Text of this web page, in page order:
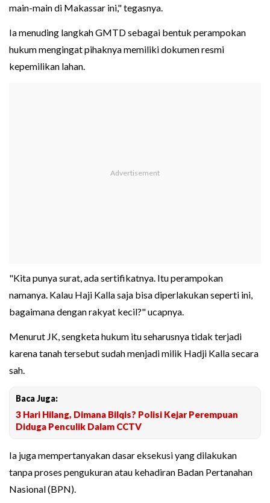
main-main di Makassar ini," tegasnya.
Ia menuding langkah GMTD sebagai bentuk perampokan
hukum mengingat pihaknya memiliki dokumen resmi
kepemilikan lahan.
"Kita punya surat, ada sertifikatnya. Itu perampokan
namanya. Kalau Haji Kalla saja bisa diperlakukan seperti ini,
bagaimana dengan rakyat kecil?" ucapnya.
Menurut JK, sengketa hukum itu seharusnya tidak terjadi
karena tanah tersebut sudah menjadi milik Hadji Kalla secara
sah.
Baca Juga:
3 Hari Hilang, Dimana Bilqis? Polisi Kejar Perempuan
Diduga Penculik Dalam CCTV
Ia juga mempertanyakan dasar eksekusi yang dilakukan
tanpa proses pengukuran atau kehadiran Badan Pertanahan
Nasional (BPN).